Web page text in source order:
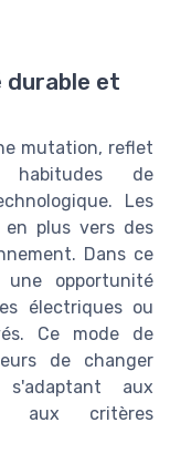
durable et
mutation, reflet
de
Les
en plus vers des
Dans ce
opportunité
électriques ou
Ce mode de
de changer
aux
aux critères